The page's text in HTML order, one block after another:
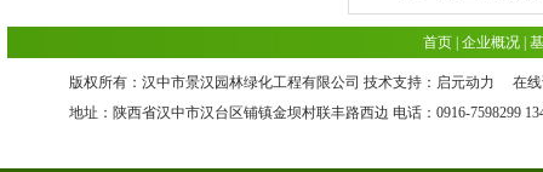
首页 企业概况
版权所有：汉中市景汉园林绿化工程有限公司 技术支持：启元动力 在
地址：陕西省汉中市汉台区铺镇金坝村联丰路西边 电话：0916-7598299